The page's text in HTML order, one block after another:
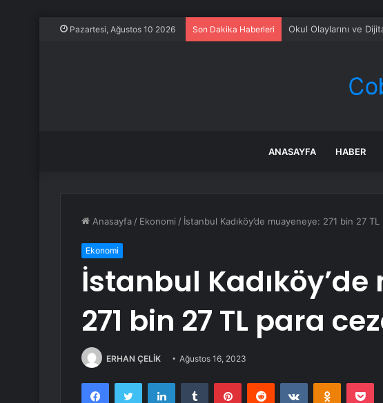
Pazartesi, Ağustos 10 2026 Son Dakika Haberleri
ANASAYFA HABER
Anasayfa / Ekonomi / İstanbul Kadıköy’de muayeneye: 271 bin 27 TL
Ekonomi
İstanbul
271 bin 27 TL para
ERHAN ÇELİK Ağustos 16, 2023
FacebookTwitter LinkedInTumblr PinterestReddit VKontakte